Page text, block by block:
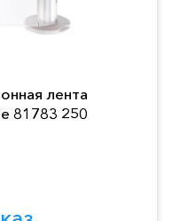
лента
81783 250